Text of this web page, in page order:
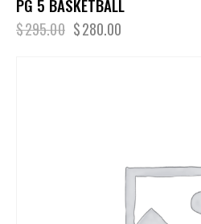
PG 5 BASKETBALL
$295.00 $280.00